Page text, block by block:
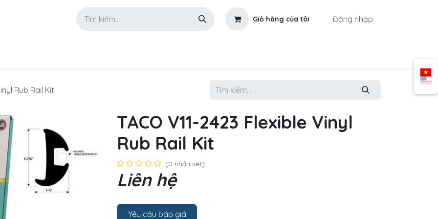
Giỏ hàng của tôi Đăng nhập
Rub Rail Kit
TACO V11-2423 Flexible Vinyl
Rub Rail Kit
(0 nhận xét)
Liên hệ
Yêu cầu báo giá